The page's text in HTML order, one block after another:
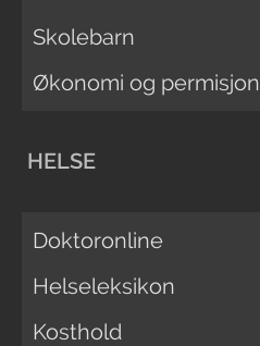
Skolebarn
Økonomi og permisjon
HELSE
Doktoronline
Helseleksikon
Kosthold